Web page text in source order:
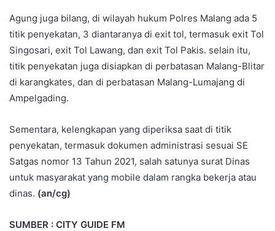
Agung juga bilang, di wilayah hukum Polres Malang ada 5
titik penyekatan, 3 diantaranya di exit tol, termasuk exit Tol
Singosari, exit Tol Lawang, dan exit Tol Pakis. selain itu,
titik penyekatan juga disiapkan di perbatasan Malang-Blitar
di karangkates, dan di perbatasan Malang-Lumajang di
Ampelgading.
Sementara, kelengkapan yang diperiksa saat di titik
penyekatan, termasuk dokumen administrasi sesuai SE
Satgas nomor 13 Tahun 2021, salah satunya surat Dinas
untuk masyarakat yang mobile dalam rangka bekerja atau
dinas. (an/cg)
SUMBER : CITY GUIDE FM